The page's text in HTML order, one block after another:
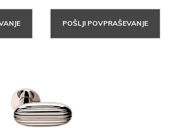
POŠLJI POVPRAŠEVANJE